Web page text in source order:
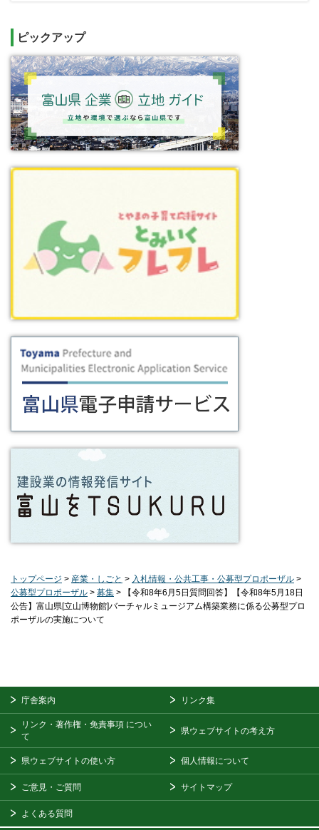
ピックアップ
トップページ > 産業・しごと > 入札情報・公共工事・公募型プロポーザル >
公募型プロポーザル > 募集 > 【令和8年6月5日質問回答】【令和8年5月18日
公告】富山県[立山博物館]バーチャルミュージアム構築業務に係る公募型プロ
ポーザルの実施について
庁舎案内 リンク集
リンク・著作権・免責事項 につい
て
県ウェブサイトの考え方
県ウェブサイトの使い方 個人情報について
ご意見・ご質問 サイトマップ
よくある質問